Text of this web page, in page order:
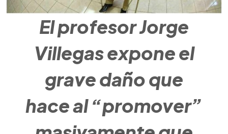
El profesor Jorge
Villegas expone el
grave daño que
hace al “promover”